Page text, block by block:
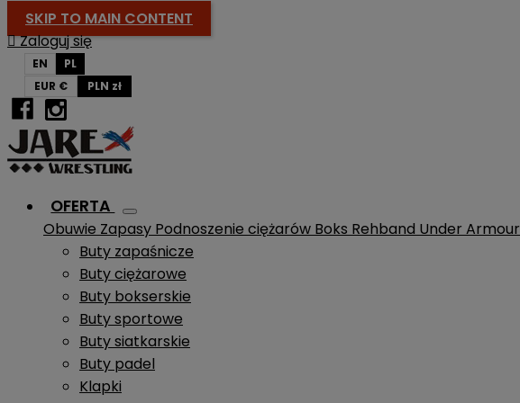
SKIP TO MAIN CONTENT
Zaloguj się
EN
PL
EUR €
PLN zł
OFERTA
Obuwie Zapasy Podnoszenie ciężarów Boks Rehband Under Armour
Buty zapaśnicze
Buty ciężarowe
Buty bokserskie
Buty sportowe
Buty siatkarskie
Buty padel
Klapki